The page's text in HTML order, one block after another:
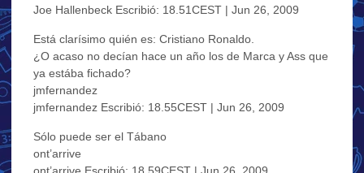
Joe Hallenbeck Escribió: 18.51CEST | Jun 26, 2009
Está clarísimo quién es: Cristiano Ronaldo.
¿O acaso no decían hace un año los de Marca y Ass que
ya estába fichado?
jmfernandez
jmfernandez Escribió: 18.55CEST | Jun 26, 2009
Sólo puede ser el Tábano
ont’arrive